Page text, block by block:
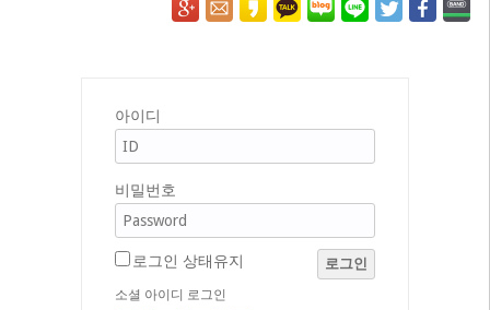
아이디
비밀번호
로그인 상태유지 로그인
소셜 아이디 로그인